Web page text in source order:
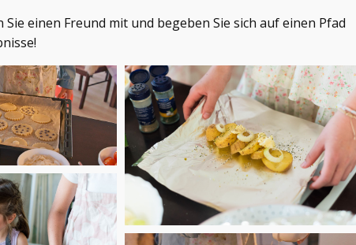
Sie einen Freund mit und begeben Sie sich auf einen Pfad